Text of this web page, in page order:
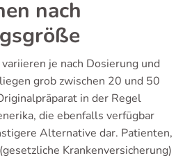
nach
je nach Dosierung und
grob zwischen 20 und 50
in der Regel
die ebenfalls verfügbar
Alternative dar. Patienten,
Krankenversicherung)